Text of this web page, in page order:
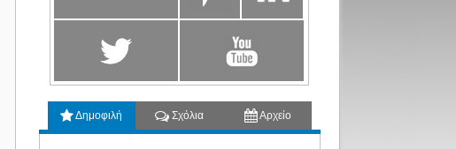
Δημοφιλή Σχόλια Αρχείο